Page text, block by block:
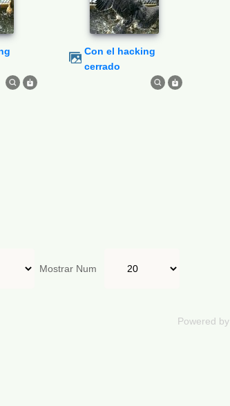
Con el hacking
cerrado
Mostrar Num
Powered by